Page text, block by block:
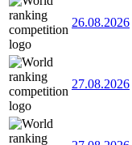
26.08.2026
27.08.2026